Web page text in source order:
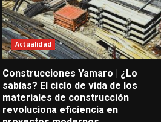
Actualidad
Construcciones Yamaro | ¿Lo
sabías? El ciclo de vida de los
materiales de construcción
revoluciona eficiencia en